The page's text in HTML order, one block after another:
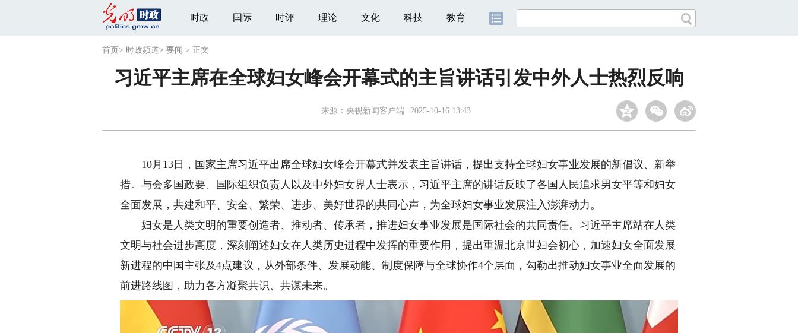
时政 国际 时评 理论 文化 科技 教育
首页 > 时政频道> 要闻 > 正文
习近平主席在全球妇女峰会开幕式的主旨讲话引发中外人士热烈反响
来源： 央视新闻客户端 2025-10-16 13:43
10月13日，国家主席习近平出席全球妇女峰会开幕式并发表主旨讲话，提出支持全球妇女事业发展的新倡议、新举
措。与会多国政要、国际组织负责人以及中外妇女界人士表示，习近平主席的讲话反映了各国人民追求男女平等和妇女
全面发展，共建和平、安全、繁荣、进步、美好世界的共同心声，为全球妇女事业发展注入澎湃动力。
妇女是人类文明的重要创造者、推动者、传承者，推进妇女事业发展是国际社会的共同责任。习近平主席站在人类
文明与社会进步高度，深刻阐述妇女在人类历史进程中发挥的重要作用，提出重温北京世妇会初心，加速妇女全面发展
新进程的中国主张及4点建议，从外部条件、发展动能、制度保障与全球协作4个层面，勾勒出推动妇女事业全面发展的
前进路线图，助力各方凝聚共识、共谋未来。